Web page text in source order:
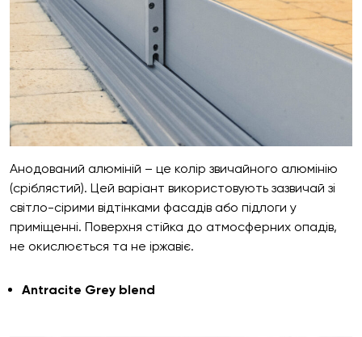
Анодований алюміній – це колір звичайного алюмінію
(сріблястий). Цей варіант використовують зазвичай зі
світло-сірими відтінками фасадів або підлоги у
приміщенні. Поверхня стійка до атмосферних опадів,
не окислюється та не іржавіє.
Antracite Grey blend